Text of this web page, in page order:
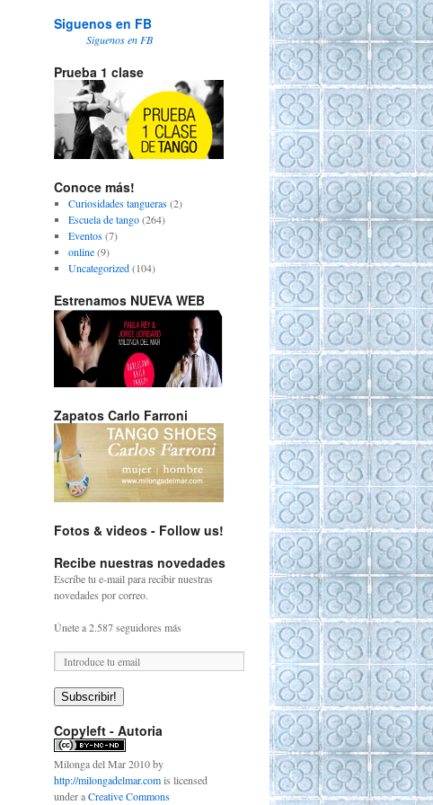
Siguenos en FB
Siguenos en FB
Prueba 1 clase
Conoce más!
Curiosidades tangueras(2)
Escuela de tango(264)
Eventos(7)
online(9)
Uncategorized(104)
Estrenamos NUEVA WEB
Zapatos Carlo Farroni
Fotos & videos - Follow us!
Recibe nuestras novedades
Escribe tu e-mail para recibir nuestras
novedades por correo.
Únete a 2.587 seguidores más
Subscribir!
Copyleft - Autoria
Milonga del Mar 2010by
http://milongadelmar.comis licensed
under aCreative Commons